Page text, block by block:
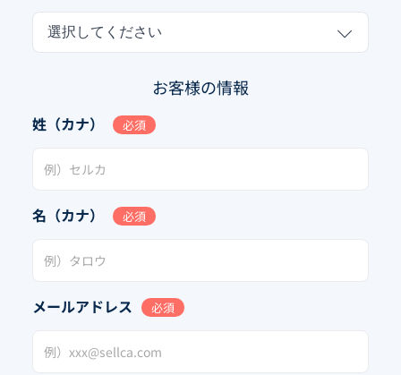
選択してください
お客様の情報
姓（カナ） 必須
名（カナ） 必須
メールアドレス 必須